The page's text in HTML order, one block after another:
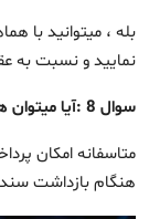
بله ، میتوانید با
نمایید و نسبت به
سوال 8 :آیا میتوان هزینه اجاره سند را بصورت اقساطی پرداخت نمود؟
متاسفانه امکان
هنگام بازداشت